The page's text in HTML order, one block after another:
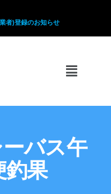
者)登録のお知らせ
バス午
釣果